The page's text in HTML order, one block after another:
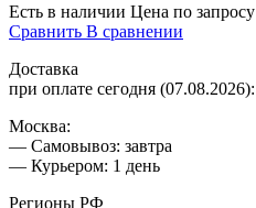
Есть в наличии Цена по запросу
Сравнить В сравнении
Доставка
при оплате сегодня (07.08.2026):
Москва:
— Самовывоз: завтра
— Курьером: 1 день
Регионы РФ